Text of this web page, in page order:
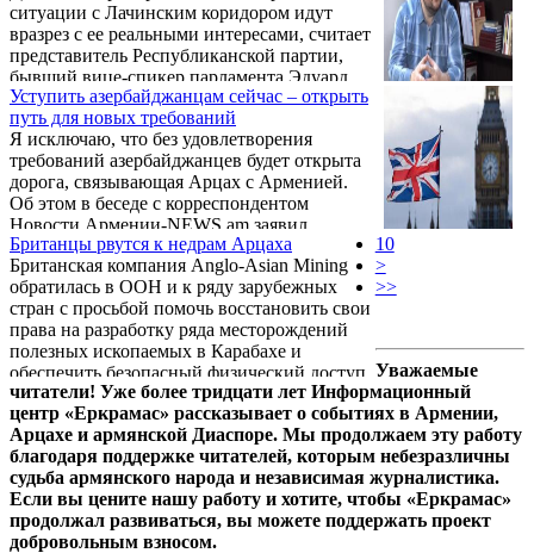
министр Армении Никол Пашинян.
ситуации с Лачинским коридором идут
вразрез с ее реальными интересами, считает
представитель Республиканской партии,
бывший вице-спикер парламента Эдуард
Шармазанов.
Уступить азербайджанцам сейчас – открыть
путь для новых требований
Я исключаю, что без удовлетворения
требований азербайджанцев будет открыта
дорога, связывающая Арцах с Арменией.
Об этом в беседе с корреспондентом
Новости Армении-NEWS.am заявил
политический аналитик Аргишти Кивирян.
Британцы рвутся к недрам Арцаха
Британская компания Anglo-Asian Mining
обратилась в ООН и к ряду зарубежных
стран с просьбой помочь восстановить свои
права на разработку ряда месторождений
полезных ископаемых в Карабахе и
обеспечить безопасный физический доступ
сотрудников компании к золотому руднику
Дрмбон, медно-молибденовому руднику
Кашен и на прилегающие территории,
передаёт Радио "Азатутюн".
10
>
>>
Уважаемые
читатели! Уже более тридцати лет Информационный
центр «Еркрамас» рассказывает о событиях в Армении,
Арцахе и армянской Диаспоре. Мы продолжаем эту работу
благодаря поддержке читателей, которым небезразличны
судьба армянского народа и независимая журналистика.
Если вы цените нашу работу и хотите, чтобы «Еркрамас»
продолжал развиваться, вы можете поддержать проект
добровольным взносом.